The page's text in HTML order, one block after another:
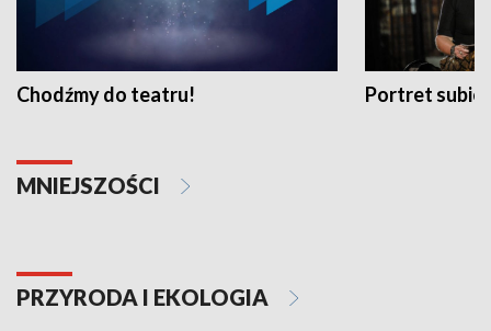
Chodźmy do teatru! Portret
MNIEJSZOŚCI
PRZYRODA I EKOLOGIA